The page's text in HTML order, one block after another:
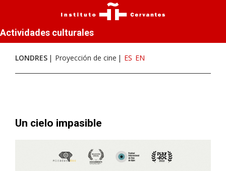
Actividades culturales
LONDRES Proyección de cine ES EN
Un cielo impasible